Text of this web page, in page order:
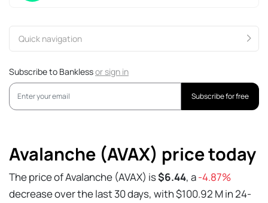
Quick navigation
Subscribe to Banklessorsign in
Subscribe for free
Avalanche (AVAX) price today
The price of Avalanche (AVAX) is$6.44, a-4.87%
decrease over the last 30 days, with $100.92 M in 24-